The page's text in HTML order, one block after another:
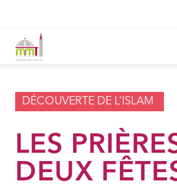
DÉCOUVERTE DE L’ISLAM
LES
DEUX